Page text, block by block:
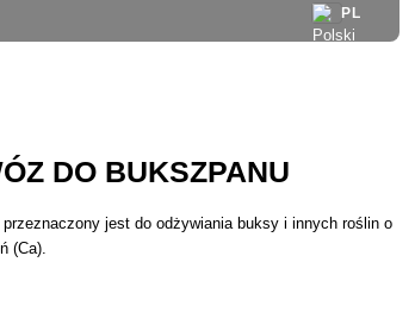
PL
DO BUKSZPANU
jest do odżywiania buksy i innych roślin o
(Ca).